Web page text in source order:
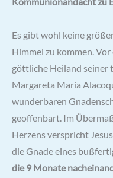
auf
Es gibt wohl keine
Himmel zu kommen.
göttliche Heiland seiner
Margareta Maria
wunderbaren
geoffenbart. Im
Herzens verspricht
die Gnade eines
die 9 Monate